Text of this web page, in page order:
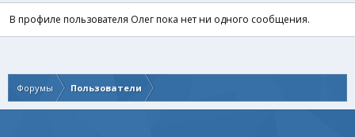
В профиле пользователя Олег пока нет ни одного сообщения.
Форумы Пользователи